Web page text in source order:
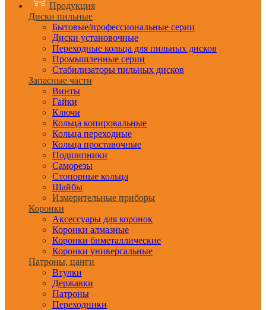
Продукция
Диски пильные
Бытовые/профессиональные серии
Диски установочные
Переходные кольца для пильных дисков
Промышленные серии
Стабилизаторы пильных дисков
Запасные части
Винты
Гайки
Ключи
Кольца копировальные
Кольца переходные
Кольца проставочные
Подшипники
Саморезы
Стопорные кольца
Шайбы
Измерительные приборы
Коронки
Аксессуары для коронок
Коронки алмазные
Коронки биметаллические
Коронки универсальные
Патроны, цанги
Втулки
Державки
Патроны
Переходники